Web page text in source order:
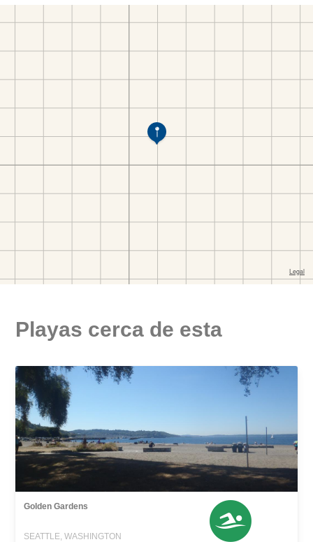
Playas cerca de esta
Golden Gardens
SEATTLE, WASHINGTON